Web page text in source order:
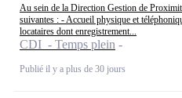
Au sein de la Direction Gestion de
suivantes : - Accueil physique et
locataires dont enregistrement...
CDI - Temps plein
Publié il y a plus de 30 jours